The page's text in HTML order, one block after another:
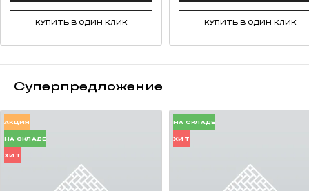
КУПИТЬ В ОДИН КЛИК КУПИТЬ В ОДИН КЛИК
Суперпредложение
АКЦИЯ
НА СКЛАДЕ
ХИТ
НА СКЛАДЕ
ХИТ